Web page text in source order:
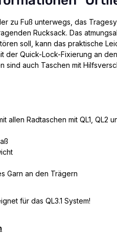
zu Fuß unterwegs, das
Rucksack. Das
soll, kann das praktische
der Quick-Lock-Fixierung an
sind auch Taschen mit
allen Radtaschen mit QL1, QL2
Garn an den Trägern
für das QL3.1 System!